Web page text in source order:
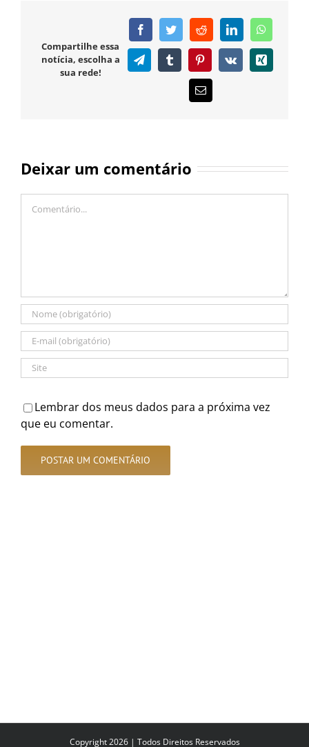
Compartilhe essa
notícia, escolha a
sua rede!
FacebookTwitterRedditLinkedIn
TelegramTumblr PinterestVk Xing
E-
mail
Deixar um comentário
Lembrar dos meus dados para a próxima vez
que eu comentar.
Copyright 2026 | Todos Direitos Reservados